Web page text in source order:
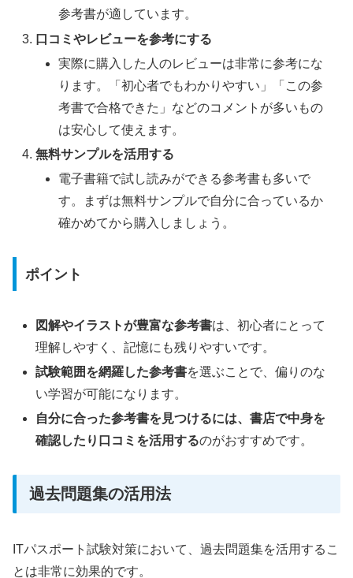
参考書が適しています。
口コミやレビューを参考にする
実際に購入した人のレビューは非常に参考にな
ります。「初心者でもわかりやすい」「この参
考書で合格できた」などのコメントが多いもの
は安心して使えます。
無料サンプルを活用する
電子書籍で試し読みができる参考書も多いで
す。まずは無料サンプルで自分に合っているか
確かめてから購入しましょう。
ポイント
図解やイラストが豊富な参考書は、初心者にとって
理解しやすく、記憶にも残りやすいです。
試験範囲を網羅した参考書を選ぶことで、偏りのな
い学習が可能になります。
自分に合った参考書を見つけるには、書店で中身を
確認したり口コミを活用するのがおすすめです。
過去問題集の活用法
ITパスポート試験対策において、過去問題集を活用するこ
とは非常に効果的です。